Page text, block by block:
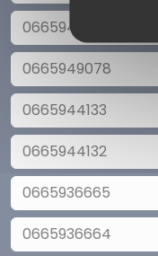
0665949079
0665949078
0665944133
0665944132
0665936665
0665936664